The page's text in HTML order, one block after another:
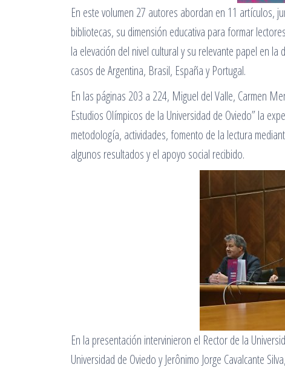
En este volumen 27 autores abordan en 11 artículos,
bibliotecas, su dimensión educativa para formar
la elevación del nivel cultural y su relevante papel en
casos de Argentina, Brasil, España y Portugal.
En las páginas 203 a 224, Miguel del Valle, Carmen
Estudios Olímpicos de la Universidad de Oviedo” la
metodología, actividades, fomento de la lectura
algunos resultados y el apoyo social recibido.
En la presentación intervinieron el Rector de la
Universidad de Oviedo y Jerônimo Jorge Cavalcante